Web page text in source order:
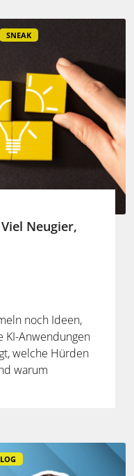
SNEAK
Neugier,
noch Ideen,
KI-Anwendungen
welche Hürden
warum